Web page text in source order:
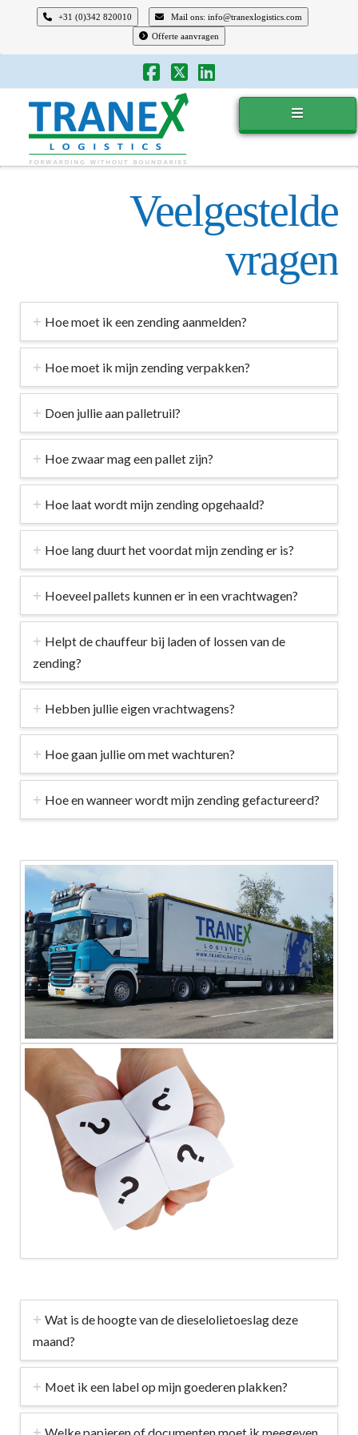
+31 (0)342 820010
Mail ons: info@tranexlogistics.com
Offerte aanvragen
Tranex
Logistics
Veelgestelde
vragen
Hoe moet ik een zending aanmelden?
Hoe moet ik mijn zending verpakken?
Doen jullie aan palletruil?
Hoe zwaar mag een pallet zijn?
Hoe laat wordt mijn zending opgehaald?
Hoe lang duurt het voordat mijn zending er is?
Hoeveel pallets kunnen er in een vrachtwagen?
Helpt de chauffeur bij laden of lossen van de
zending?
Hebben jullie eigen vrachtwagens?
Hoe gaan jullie om met wachturen?
Hoe en wanneer wordt mijn zending gefactureerd?
Wat is de hoogte van de dieselolietoeslag deze
maand?
Moet ik een label op mijn goederen plakken?